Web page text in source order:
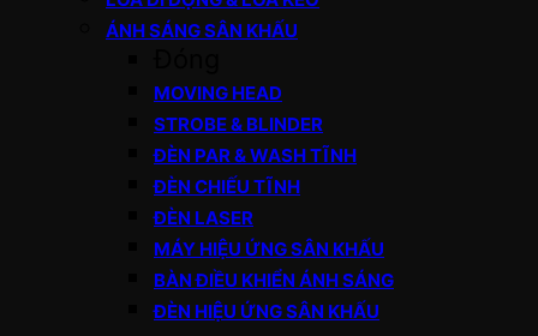
ÁNH SÁNG SÂN KHẤU
MOVING HEAD
STROBE & BLINDER
ĐÈN PAR & WASH TĨNH
ĐÈN CHIẾU TĨNH
ĐÈN LASER
MÁY HIỆU ỨNG SÂN KHẤU
BÀN ĐIỀU KHIỂN ÁNH SÁNG
ĐÈN HIỆU ỨNG SÂN KHẤU